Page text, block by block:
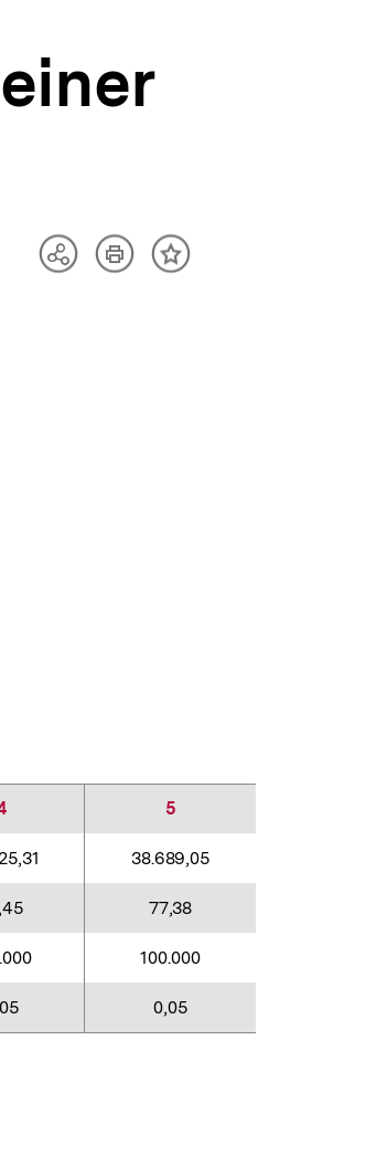
TeilenArtikelInhalt
5
38.689,05
77,38
100.000
0,05